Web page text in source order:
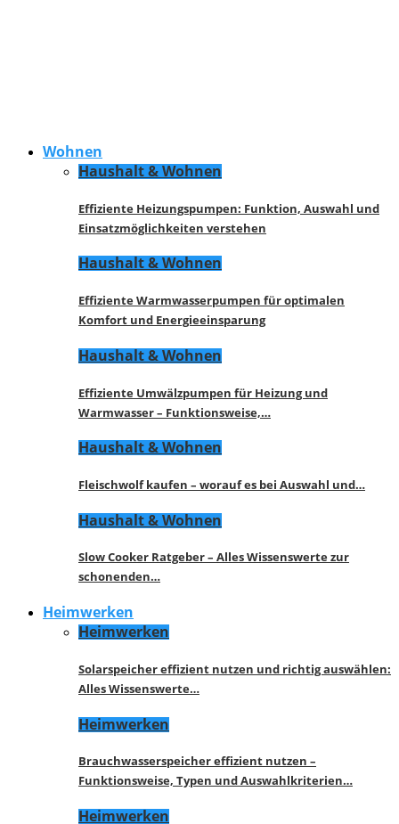
Wohnen
Haushalt & Wohnen
Effiziente Heizungspumpen: Funktion, Auswahl und
Einsatzmöglichkeiten verstehen
Haushalt & Wohnen
Effiziente Warmwasserpumpen für optimalen
Komfort und Energieeinsparung
Haushalt & Wohnen
Effiziente Umwälzpumpen für Heizung und
Warmwasser – Funktionsweise,…
Haushalt & Wohnen
Fleischwolf kaufen – worauf es bei Auswahl und…
Haushalt & Wohnen
Slow Cooker Ratgeber – Alles Wissenswerte zur
schonenden…
Heimwerken
Heimwerken
Solarspeicher effizient nutzen und richtig auswählen:
Alles Wissenswerte…
Heimwerken
Brauchwasserspeicher effizient nutzen –
Funktionsweise, Typen und Auswahlkriterien…
Heimwerken